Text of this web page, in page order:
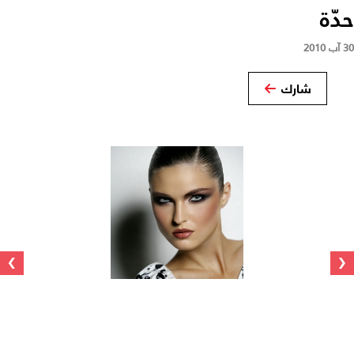
حدّة
30 آب 2010
شارك
‹
›